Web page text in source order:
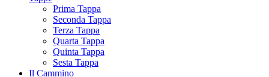
Prima Tappa
Seconda Tappa
Terza Tappa
Quarta Tappa
Quinta Tappa
Sesta Tappa
Il Cammino